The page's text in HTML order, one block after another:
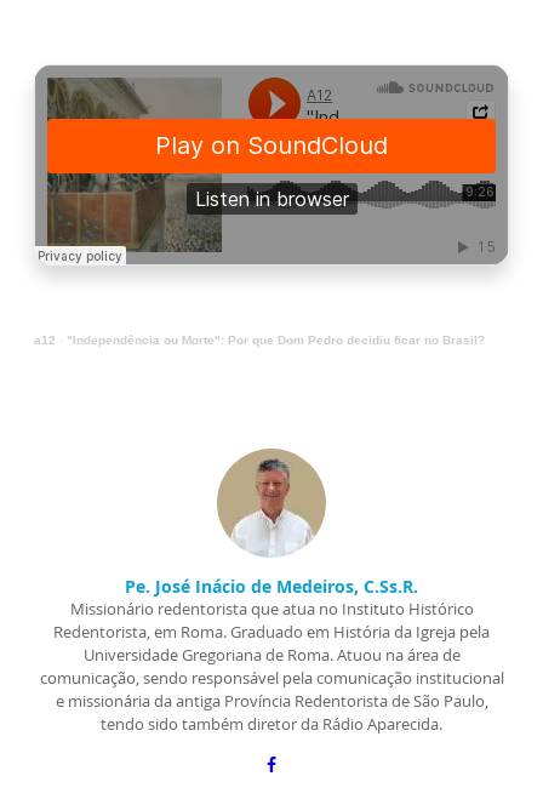
a12 · "Independência ou Morte": Por que Dom Pedro decidiu ficar no Brasil?
Pe. José Inácio de Medeiros, C.Ss.R.
Missionário redentorista que atua no Instituto Histórico
Redentorista, em Roma. Graduado em História da Igreja pela
Universidade Gregoriana de Roma. Atuou na área de
comunicação, sendo responsável pela comunicação institucional
e missionária da antiga Província Redentorista de São Paulo,
tendo sido também diretor da Rádio Aparecida.